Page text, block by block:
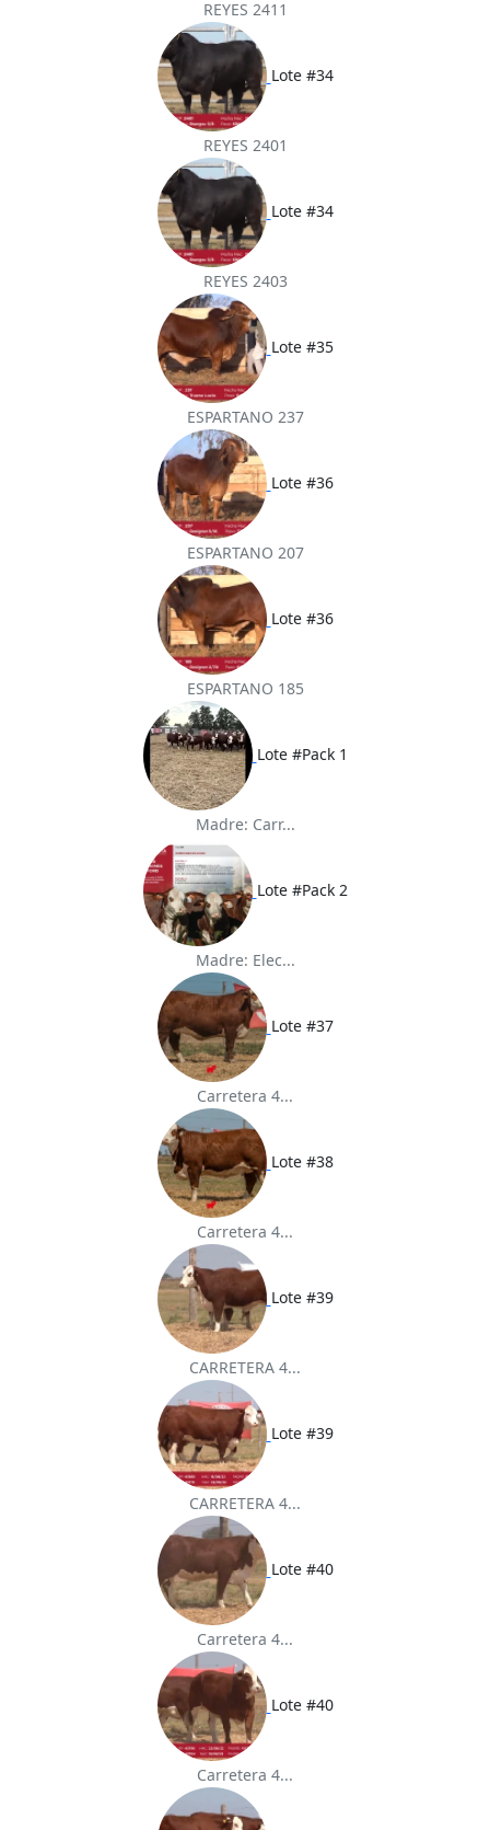
REYES 2411
Lote #34
REYES 2401
Lote #34
REYES 2403
Lote #35
ESPARTANO 237
Lote #36
ESPARTANO 207
Lote #36
ESPARTANO 185
Lote #Pack 1
Madre: Carr...
Lote #Pack 2
Madre: Elec...
Lote #37
Carretera 4...
Lote #38
Carretera 4...
Lote #39
CARRETERA 4...
Lote #39
CARRETERA 4...
Lote #40
Carretera 4...
Lote #40
Carretera 4...